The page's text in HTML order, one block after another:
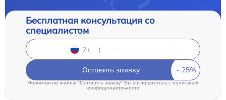
Бесплатная консультация со
специалистом
Оставить заявку
Нажимая на кнопку "Оставить заявку" Вы соглашаетесь cполитикой
конфиденциальности